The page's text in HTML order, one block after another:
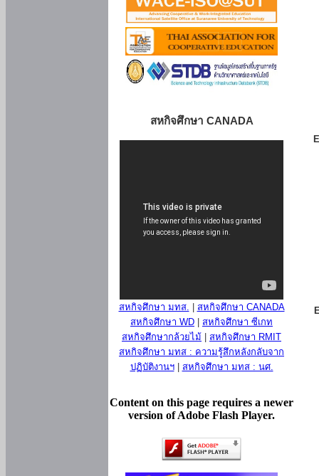
สหกิจศึกษา CANADA
สหกิจศึกษา มทส.
สหกิจศึกษา CANADA
สหกิจศึกษา WD
สหกิจศึกษา ซีเกท
สหกิจศึกษากล้วยไม้
สหกิจศึกษา RMIT
สหกิจศึกษา มทส : ความรู้สึกหลังกลับจาก
ปฏิบัติงานฯ| สหกิจศึกษา มทส : นศ.
Content on this page requires a newer
version of Adobe Flash Player.